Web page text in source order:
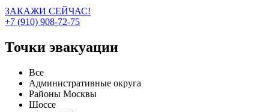
ЗАКАЖИ СЕЙЧАС!
+7 (910) 908-72-75
Точки эвакуации
Все
Административные округа
Районы Москвы
Шоссе